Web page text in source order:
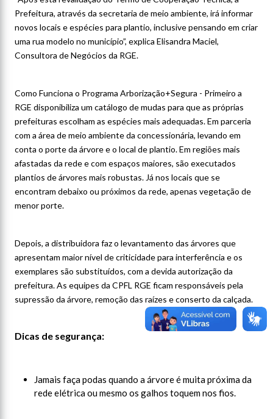
Prefeitura, através da secretaria de meio ambiente, irá informar
novos locais e espécies para plantio, inclusive pensando em criar
uma rua modelo no município”, explica Elisandra Maciel,
Consultora de Negócios da RGE.
Como Funciona o Programa Arborização+Segura - Primeiro a
RGE disponibiliza um catálogo de mudas para que as próprias
prefeituras escolham as espécies mais adequadas. Em parceria
com a área de meio ambiente da concessionária, levando em
conta o porte da árvore e o local de plantio. Em regiões mais
afastadas da rede e com espaços maiores, são executados
plantios de árvores mais robustas. Já nos locais que se
encontram debaixo ou próximos da rede, apenas vegetação de
menor porte.
Depois, a distribuidora faz o levantamento das árvores que
apresentam maior nível de criticidade para interferência e os
exemplares são substituídos, com a devida autorização da
prefeitura. As equipes da CPFL RGE ficam responsáveis pela
supressão da árvore, remoção das raízes e conserto da calçada.
Dicas de segurança:
Jamais faça podas quando a árvore é muita próxima da
rede elétrica ou mesmo os galhos toquem nos fios.